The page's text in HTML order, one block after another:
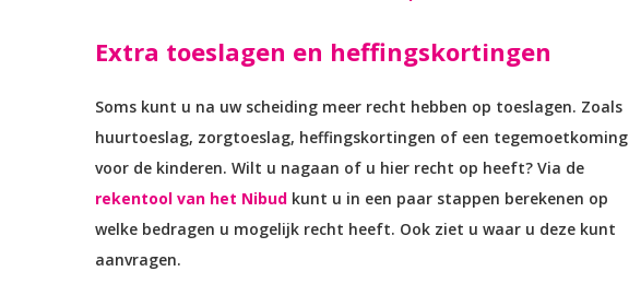
Extra toeslagen en heffingskortingen
Soms kunt u na uw scheiding meer recht hebben op toeslagen. Zoals
huurtoeslag, zorgtoeslag, heffingskortingen of een tegemoetkoming
voor de kinderen. Wilt u nagaan of u hier recht op heeft? Via de
rekentool van het Nibud kunt u in een paar stappen berekenen op
welke bedragen u mogelijk recht heeft. Ook ziet u waar u deze kunt
aanvragen.